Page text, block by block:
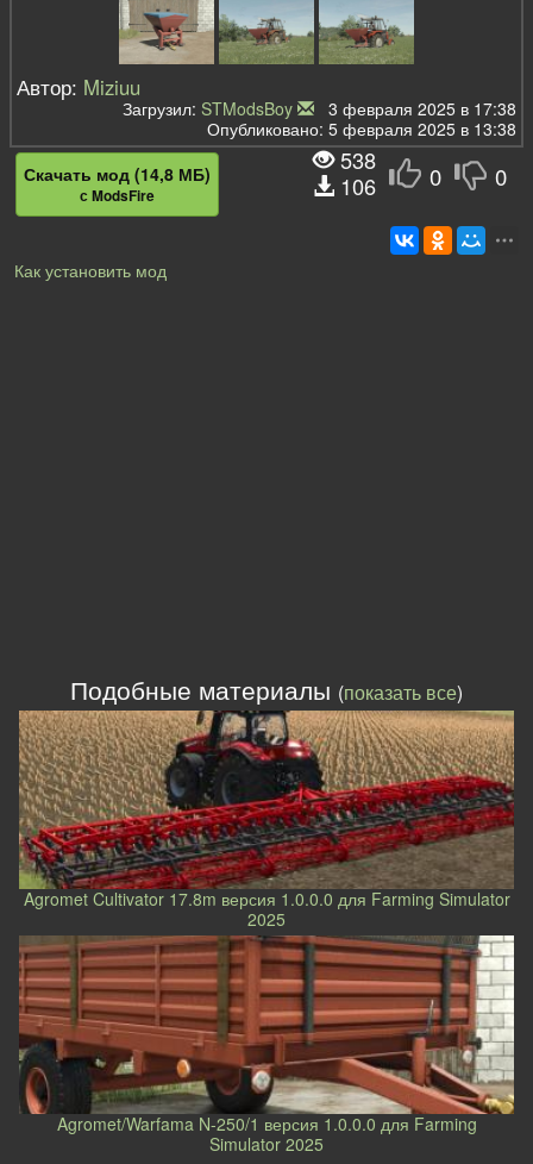
Автор: Miziuu
Загрузил: STModsBoy
3 февраля 2025 в 17:38
Опубликовано: 5 февраля 2025 в 13:38
0 0
Скачать мод (14,8 МБ)
с ModsFire
538
106
Как установить мод
Подобные материалы (показать все)
Agromet Cultivator 17.8m версия 1.0.0.0 для Farming Simulator
2025
Agromet/Warfama N-250/1 версия 1.0.0.0 для Farming
Simulator 2025